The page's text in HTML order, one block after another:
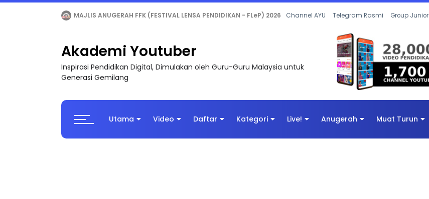
MAJLIS ANUGERAH FFK (FESTIVAL LENSA PENDIDIKAN - FLeP) 2026 Channel AYU Telegram Rasmi Group Junior
Akademi Youtuber
Inspirasi Pendidikan Digital, Dimulakan oleh Guru-Guru Malaysia untuk
Generasi Gemilang
Utama Video Daftar Kategori Live! Anugerah Muat Turun